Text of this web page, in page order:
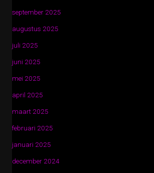
september 2025
augustus 2025
juli 2025
juni 2025
mei 2025
april 2025
maart 2025
februari 2025
januari 2025
december 2024